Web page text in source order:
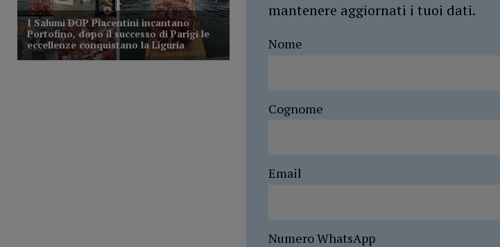
mantenere aggiornati i tuoi dati.
Nome
Cognome
Email
Numero WhatsApp